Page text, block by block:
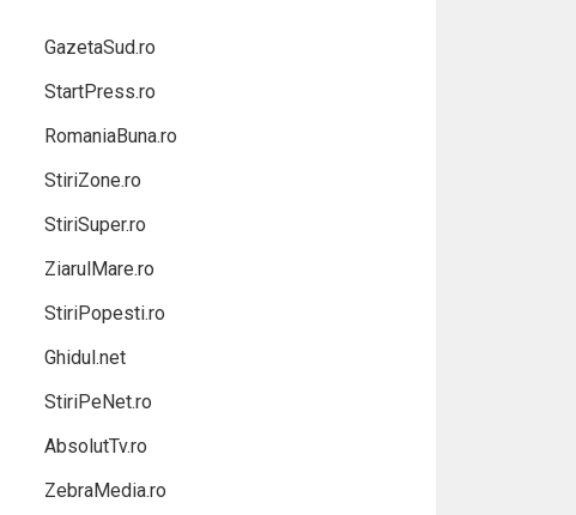
GazetaSud.ro
StartPress.ro
RomaniaBuna.ro
StiriZone.ro
StiriSuper.ro
ZiarulMare.ro
StiriPopesti.ro
Ghidul.net
StiriPeNet.ro
AbsolutTv.ro
ZebraMedia.ro